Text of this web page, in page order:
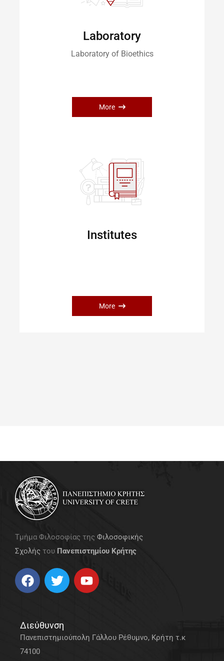
Laboratory
Laboratory of Bioethics
More
Institutes
More
Τμήμα Φιλοσοφίας της Φιλοσοφικής
Σχολής του Πανεπιστημίου Κρήτης
Διεύθυνση
Πανεπιστημιούπολη Γάλλου Ρέθυμνο, Κρήτη τ.κ
74100